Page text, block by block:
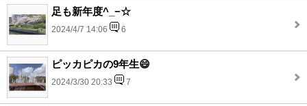
足も新年度^_−☆
2024/4/7 14:06 6
ピッカピカの9年生😄
2024/3/30 20:33 7